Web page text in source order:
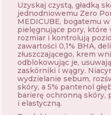
Uzyskaj czystą, gładką
jednodniowemu Zero
MEDICUBE, bogatemu
pielęgnujące pory, które
rozmiar i kontrolują
zawartości 0,1% BHA,
złuszczającego, krem
odblokowując je,
zaskórniki i wągry.
wydzielanie sebum,
skóry, a 5% pantenol
barierę ochronną skóry,
i elastyczną.